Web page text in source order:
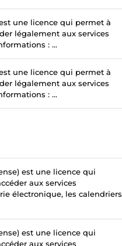
une licence qui permet à
légalement aux services
: ...
une licence qui permet à
légalement aux services
: ...
est une licence qui
aux services
électronique, les calendriers
est une licence qui
aux services